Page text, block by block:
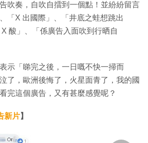
吹奏，自吹自擂到一個點！並紛紛留言
「X 出國際」、「井底之蛙想跳出
酸」、「係廣告入面吹到行晒自
示「睇完之後，一日嘅不快一掃而
了，歐洲後悔了，火星面青了，我的國
完這個廣告，又有甚麼感覺呢？
新片】